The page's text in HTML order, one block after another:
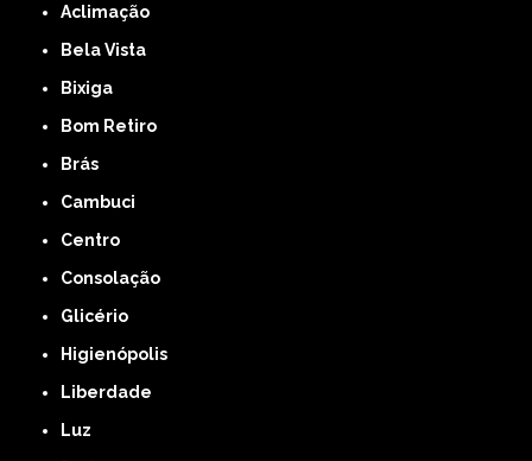
Aclimação
Bela Vista
Bixiga
Bom Retiro
Brás
Cambuci
Centro
Consolação
Glicério
Higienópolis
Liberdade
Luz